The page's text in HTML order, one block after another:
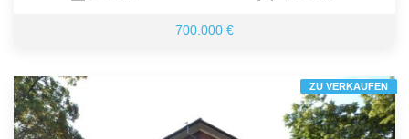
700.000 €
ZU VERKAUFEN